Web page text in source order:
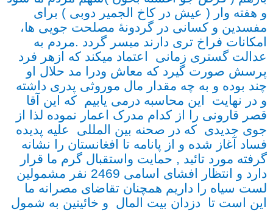
و هفته وار ( عیش در کاخ الجمیر دوبی ) برای
مفسدین و کسانی در گردونۀ مصلحت جویی ها،
امکانات فراخ تری دارند میسر گردد .مردم به
عدالت گستری زمانی اعتماد میکند که ازهر فرد
پرسش صورت گیرد که معاش ودرا مد حلال او
چند بوده و به چه مقدار مال موروثی پدری داشته
و در نهایت این محاسبه درمی یابیم که این آقا
قصر قارونی را از کدام مدرک اعمار نموده لذا از
جوی جدیدی که در صحنه بین المللی علیه پدیده
فساد آغاز شده و از پانامه تا افغانستان را نشانه
گرفته مورد تائید , حمایت واستقبال گرم ما قرار
دارد و انتظار افشای اسامی 2469 نفر مشمولین
لست سیاه را داریم همچنان تقاضای مصرانه ما
این است تا دزدان بیت المال و خائینین به شمول